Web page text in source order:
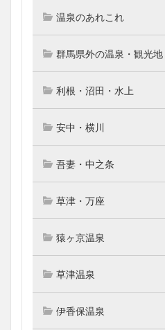
温泉のあれこれ
群馬県外の温泉・観光地
利根・沼田・水上
安中・横川
吾妻・中之条
草津・万座
猿ヶ京温泉
草津温泉
伊香保温泉